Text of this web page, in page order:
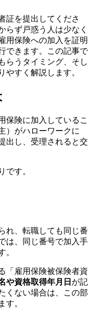
証を提出してくださ
らず戸惑う人は少なく
用保険への加入を証明
できます。この記事で
らうタイミング、そし
やすく解説します。
保険に加入しているこ
）がハローワークに
出し、受理されると交
です。
れ、転職しても同じ番
は、同じ番号で加入手
。
「雇用保険被保険者資
や資格取得年月日 が記
くない場合は、この部
す。